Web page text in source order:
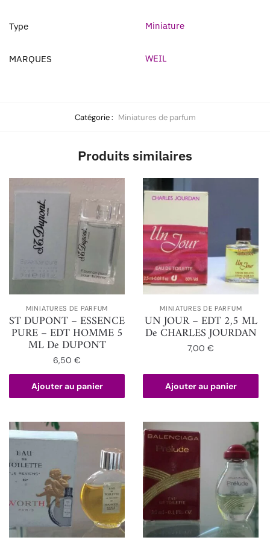
Type Miniature
MARQUES WEIL
Catégorie : Miniatures de parfum
Produits similaires
MINIATURES DE PARFUM
ST DUPONT – ESSENCE
PURE – EDT HOMME 5
ML De DUPONT
6,50€
Ajouter au panier
MINIATURES DE PARFUM
UN JOUR – EDT 2,5 ML
De CHARLES JOURDAN
7,00€
Ajouter au panier